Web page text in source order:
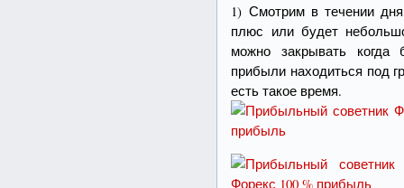
1) Смотрим в течении
плюс или будет
можно закрывать когда
прибыли находиться под
есть такое время.